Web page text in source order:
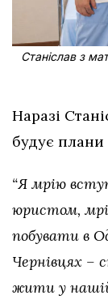
Станіслав з
Наразі
будує
“Я мрію
юристом,
побувати в
Чернівцях –
жити у